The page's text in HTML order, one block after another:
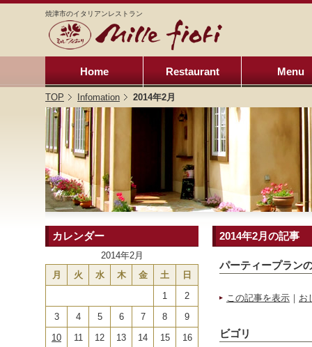
焼津市のイタリアンレストラン
Home Restaurant Menu
TOP Infomation 2014年2月
カレンダー
2014年2月
月
火 水 木 金 土 日
1
2
3
4 5 6 7 8
9
10
11 12 13 14 15
16
2014年2月の記事
パーティープラン
この記事を表示 ｜ お
ビゴリ